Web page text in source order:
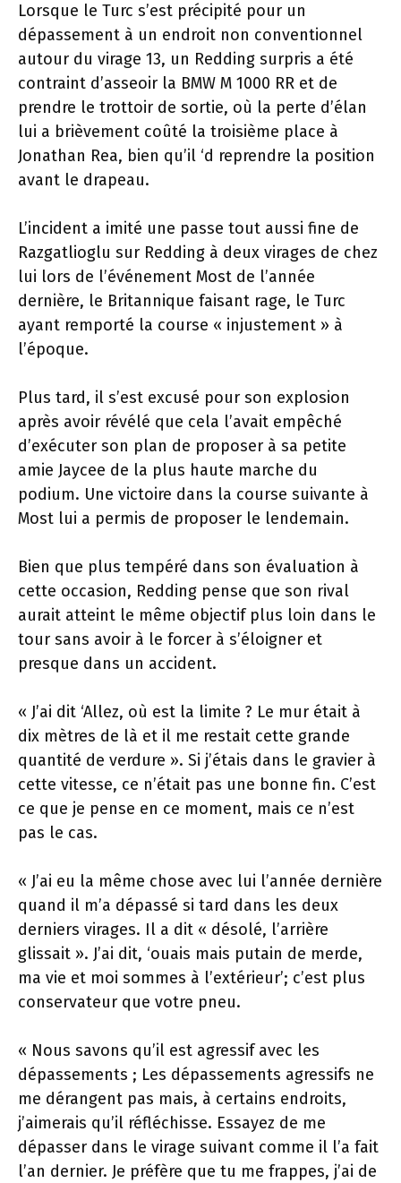
Lorsque le Turc s’est précipité pour un
dépassement à un endroit non conventionnel
autour du virage 13, un Redding surpris a été
contraint d’asseoir la BMW M 1000 RR et de
prendre le trottoir de sortie, où la perte d’élan
lui a brièvement coûté la troisième place à
Jonathan Rea, bien qu’il ‘d reprendre la position
avant le drapeau.
L’incident a imité une passe tout aussi fine de
Razgatlioglu sur Redding à deux virages de chez
lui lors de l’événement Most de l’année
dernière, le Britannique faisant rage, le Turc
ayant remporté la course « injustement » à
l’époque.
Plus tard, il s’est excusé pour son explosion
après avoir révélé que cela l’avait empêché
d’exécuter son plan de proposer à sa petite
amie Jaycee de la plus haute marche du
podium. Une victoire dans la course suivante à
Most lui a permis de proposer le lendemain.
Bien que plus tempéré dans son évaluation à
cette occasion, Redding pense que son rival
aurait atteint le même objectif plus loin dans le
tour sans avoir à le forcer à s’éloigner et
presque dans un accident.
« J’ai dit ‘Allez, où est la limite ? Le mur était à
dix mètres de là et il me restait cette grande
quantité de verdure ». Si j’étais dans le gravier à
cette vitesse, ce n’était pas une bonne fin. C’est
ce que je pense en ce moment, mais ce n’est
pas le cas.
« J’ai eu la même chose avec lui l’année dernière
quand il m’a dépassé si tard dans les deux
derniers virages. Il a dit « désolé, l’arrière
glissait ». J’ai dit, ‘ouais mais putain de merde,
ma vie et moi sommes à l’extérieur’; c’est plus
conservateur que votre pneu.
« Nous savons qu’il est agressif avec les
dépassements ; Les dépassements agressifs ne
me dérangent pas mais, à certains endroits,
j’aimerais qu’il réfléchisse. Essayez de me
dépasser dans le virage suivant comme il l’a fait
l’an dernier. Je préfère que tu me frappes, j’ai de